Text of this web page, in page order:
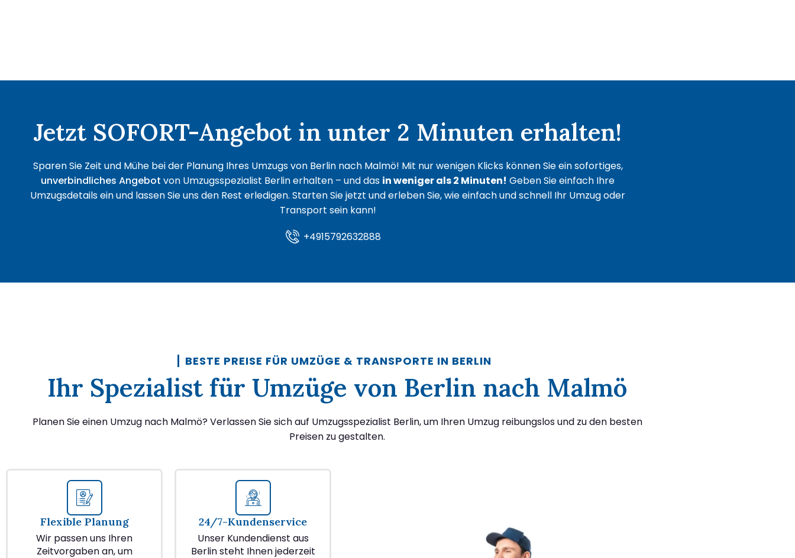
Jetzt SOFORT-Angebot in unter 2 Minuten erhalten!
Sparen Sie Zeit und Mühe bei der Planung Ihres Umzugs von Berlin nach Malmö! Mit nur wenigen Klicks können Sie ein sofortiges,
unverbindliches Angebot von Umzugsspezialist Berlin erhalten – und das in weniger als 2 Minuten! Geben Sie einfach Ihre
Umzugsdetails ein und lassen Sie uns den Rest erledigen. Starten Sie jetzt und erleben Sie, wie einfach und schnell Ihr Umzug oder
Transport sein kann!
+4915792632888
BESTE PREISE FÜR UMZÜGE & TRANSPORTE IN BERLIN
Ihr Spezialist für Umzüge von Berlin nach Malmö
Planen Sie einen Umzug nach Malmö? Verlassen Sie sich auf Umzugsspezialist Berlin, um Ihren Umzug reibungslos und zu den besten
Preisen zu gestalten.
Flexible Planung
Wir passen uns Ihren
Zeitvorgaben an, um
24/7-Kundenservice
Unser Kundendienst aus
Berlin steht Ihnen jederzeit